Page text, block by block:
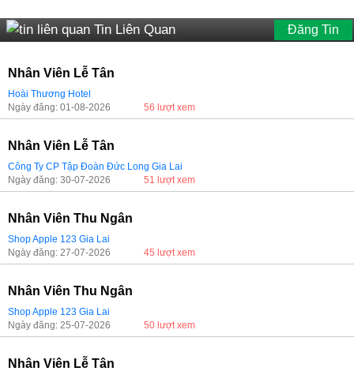
Tin Liên Quan Đăng Tin
Nhân Viên Lễ Tân
Hoài Thương Hotel
Ngày đăng: 01-08-2026
56 lượt xem
Nhân Viên Lễ Tân
Công Ty CP Tập Đoàn Đức Long Gia Lai
Ngày đăng: 30-07-2026
51 lượt xem
Nhân Viên Thu Ngân
Shop Apple 123 Gia Lai
Ngày đăng: 27-07-2026
45 lượt xem
Nhân Viên Thu Ngân
Shop Apple 123 Gia Lai
Ngày đăng: 25-07-2026
50 lượt xem
Nhân Viên Lễ Tân